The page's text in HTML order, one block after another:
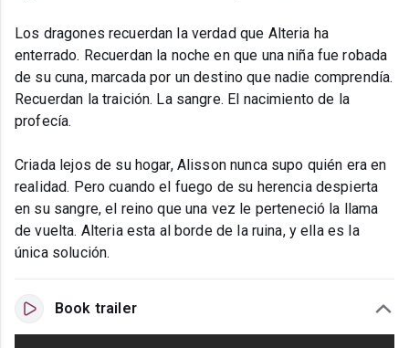
Los dragones recuerdan la verdad que Alteria ha
enterrado. Recuerdan la noche en que una niña fue robada
de su cuna, marcada por un destino que nadie comprendía.
Recuerdan la traición. La sangre. El nacimiento de la
profecía.
Criada lejos de su hogar, Alisson nunca supo quién era en
realidad. Pero cuando el fuego de su herencia despierta
en su sangre, el reino que una vez le perteneció la llama
de vuelta. Alteria esta al borde de la ruina, y ella es la
única solución.
Book trailer